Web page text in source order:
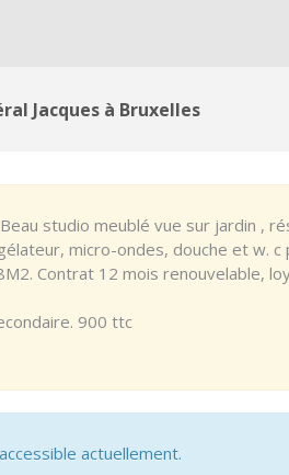
Jacques à Bruxelles
studio meublé vue sur jardin ,
micro-ondes, douche et w. c
Contrat 12 mois renouvelable,
900 ttc
actuellement.